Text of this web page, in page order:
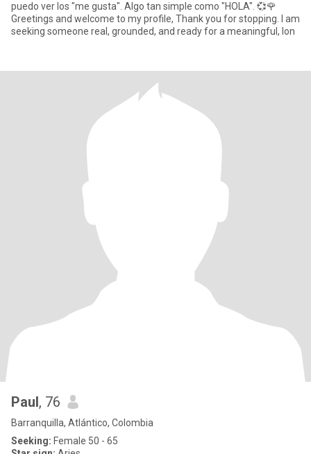
puedo ver los "me gusta". Algo tan simple como "HOLA". 💞🌹
Greetings and welcome to my profile, Thank you for stopping. I am
seeking someone real, grounded, and ready for a meaningful, lon
Paul, 76
Barranquilla, Atlántico, Colombia
Seeking: Female 50 - 65